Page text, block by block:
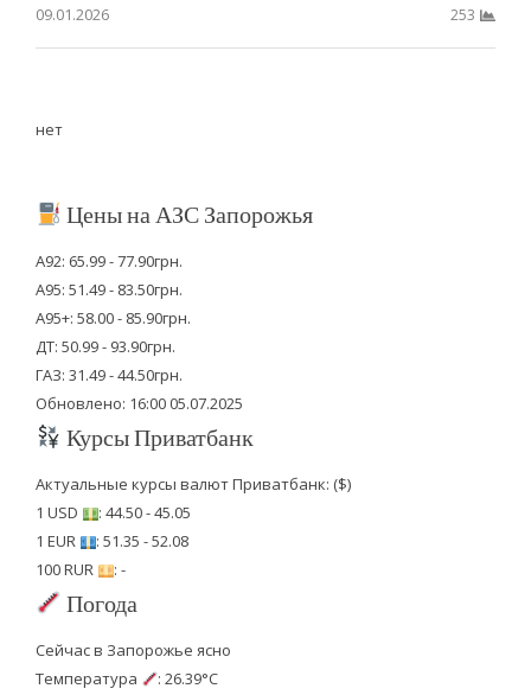
09.01.2026
253
нет
Цены на АЗС Запорожья
А92: 65.99 - 77.90грн.
А95: 51.49 - 83.50грн.
А95+: 58.00 - 85.90грн.
ДТ: 50.99 - 93.90грн.
ГАЗ: 31.49 - 44.50грн.
Обновлено: 16:00 05.07.2025
Курсы Приватбанк
Актуальные курсы валют Приватбанк: ($)
1 USD
: 44.50 - 45.05
1 EUR
: 51.35 - 52.08
100 RUR
: -
Погода
Сейчас в Запорожье ясно
Температура
: 26.39°C